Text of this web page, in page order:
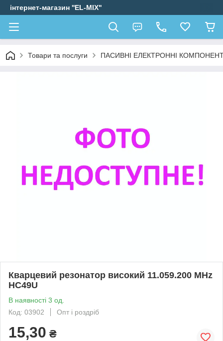
інтернет-магазин ''EL-MIX"
Товари та послуги ПАСИВНІ ЕЛЕКТРОННІ
Кварцевий резонатор високий 11.059.200 MHz
HC49U
В наявності 3 од.
Код: 03902
Опт і роздріб
15,30 ₴